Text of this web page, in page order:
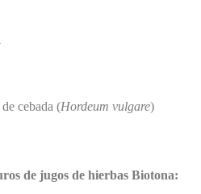
cebada (Hordeum vulgare)
de jugos de hierbas Biotona: